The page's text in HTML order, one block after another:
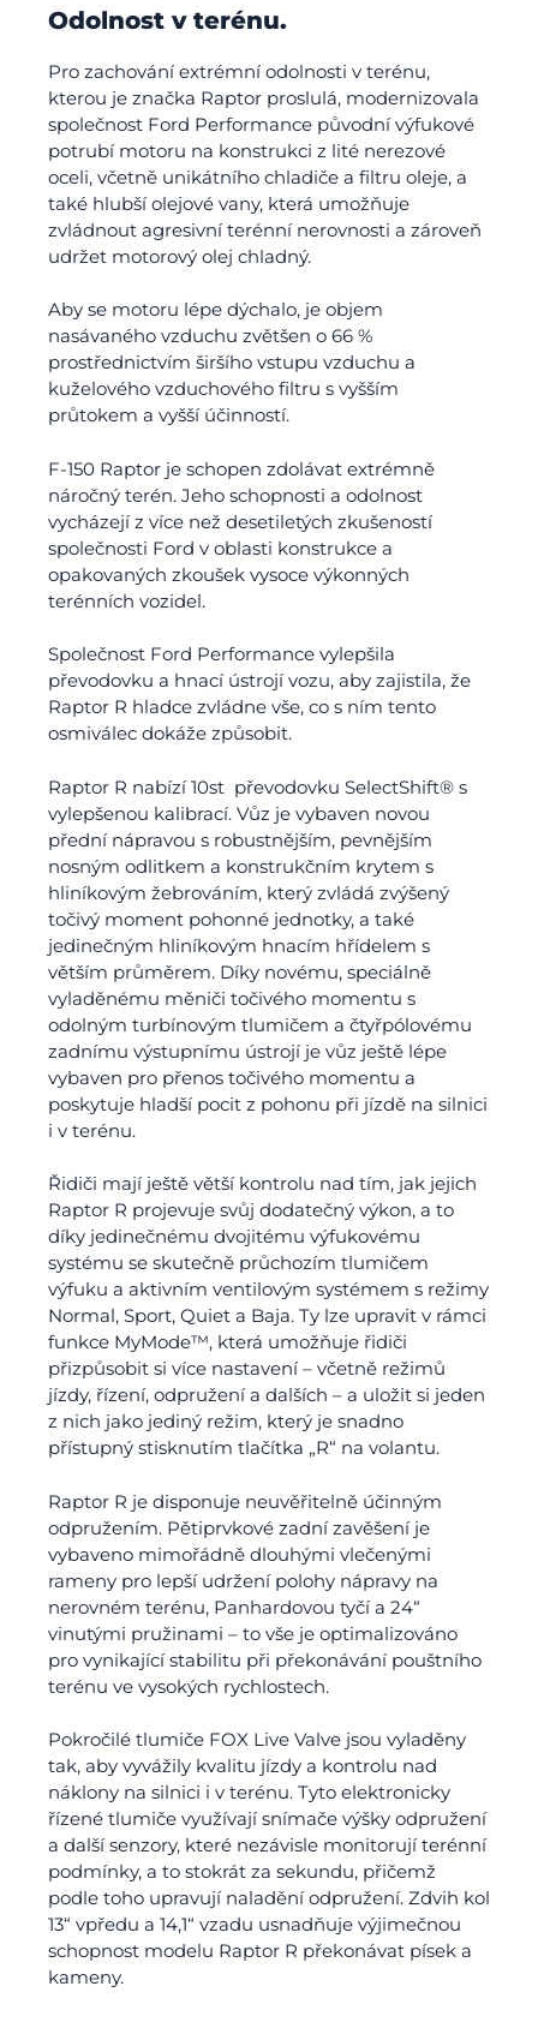
Odolnost v terénu.
Pro zachování extrémní odolnosti v terénu,
kterou je značka Raptor proslulá, modernizovala
společnost Ford Performance původní výfukové
potrubí motoru na konstrukci z lité nerezové
oceli, včetně unikátního chladiče a filtru oleje, a
také hlubší olejové vany, která umožňuje
zvládnout agresivní terénní nerovnosti a zároveň
udržet motorový olej chladný.
Aby se motoru lépe dýchalo, je objem
nasávaného vzduchu zvětšen o 66 %
prostřednictvím širšího vstupu vzduchu a
kuželového vzduchového filtru s vyšším
průtokem a vyšší účinností.
F-150 Raptor je schopen zdolávat extrémně
náročný terén. Jeho schopnosti a odolnost
vycházejí z více než desetiletých zkušeností
společnosti Ford v oblasti konstrukce a
opakovaných zkoušek vysoce výkonných
terénních vozidel.
Společnost Ford Performance vylepšila
převodovku a hnací ústrojí vozu, aby zajistila, že
Raptor R hladce zvládne vše, co s ním tento
osmiválec dokáže způsobit.
Raptor R nabízí 10st převodovku SelectShift® s
vylepšenou kalibrací. Vůz je vybaven novou
přední nápravou s robustnějším, pevnějším
nosným odlitkem a konstrukčním krytem s
hliníkovým žebrováním, který zvládá zvýšený
točivý moment pohonné jednotky, a také
jedinečným hliníkovým hnacím hřídelem s
větším průměrem. Díky novému, speciálně
vyladěnému měniči točivého momentu s
odolným turbínovým tlumičem a čtyřpólovému
zadnímu výstupnímu ústrojí je vůz ještě lépe
vybaven pro přenos točivého momentu a
poskytuje hladší pocit z pohonu při jízdě na silnici
i v terénu.
Řidiči mají ještě větší kontrolu nad tím, jak jejich
Raptor R projevuje svůj dodatečný výkon, a to
díky jedinečnému dvojitému výfukovému
systému se skutečně průchozím tlumičem
výfuku a aktivním ventilovým systémem s režimy
Normal, Sport, Quiet a Baja. Ty lze upravit v rámci
funkce MyMode™, která umožňuje řidiči
přizpůsobit si více nastavení – včetně režimů
jízdy, řízení, odpružení a dalších – a uložit si jeden
z nich jako jediný režim, který je snadno
přístupný stisknutím tlačítka „R“ na volantu.
Raptor R je disponuje neuvěřitelně účinným
odpružením. Pětiprvkové zadní zavěšení je
vybaveno mimořádně dlouhými vlečenými
rameny pro lepší udržení polohy nápravy na
nerovném terénu, Panhardovou tyčí a 24“
vinutými pružinami – to vše je optimalizováno
pro vynikající stabilitu při překonávání pouštního
terénu ve vysokých rychlostech.
Pokročilé tlumiče FOX Live Valve jsou vyladěny
tak, aby vyvážily kvalitu jízdy a kontrolu nad
náklony na silnici i v terénu. Tyto elektronicky
řízené tlumiče využívají snímače výšky odpružení
a další senzory, které nezávisle monitorují terénní
podmínky, a to stokrát za sekundu, přičemž
podle toho upravují naladění odpružení. Zdvih kol
13“ vpředu a 14,1“ vzadu usnadňuje výjimečnou
schopnost modelu Raptor R překonávat písek a
kameny.